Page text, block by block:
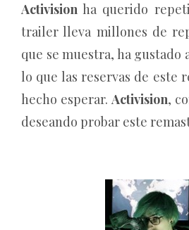
Activision ha querido
trailer lleva millones de
que se muestra, ha gustado
lo que las reservas de este
hecho esperar. Activision,
deseando probar este